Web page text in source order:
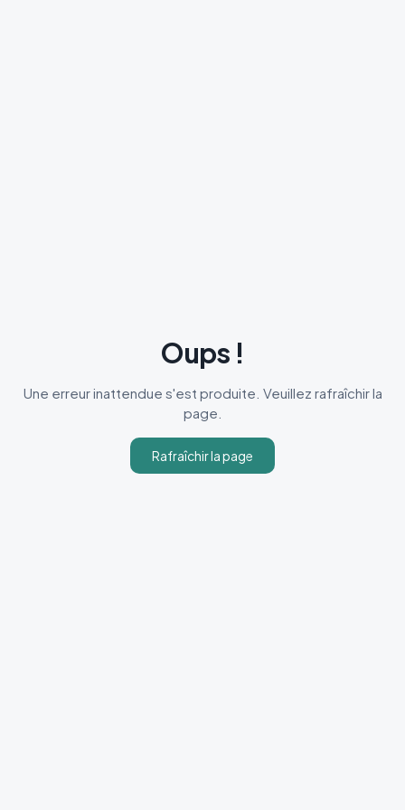
Oups !
Une erreur inattendue s'est produite. Veuillez rafraîchir la
page.
Rafraîchir la page